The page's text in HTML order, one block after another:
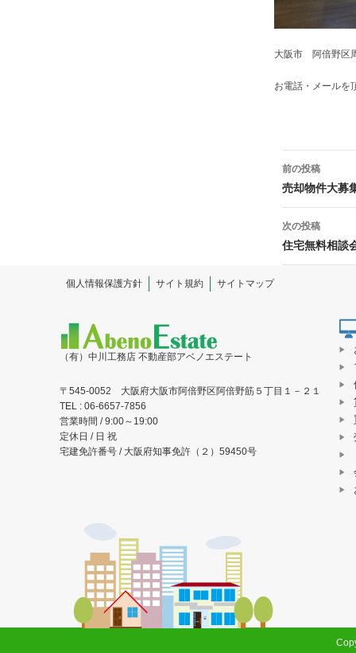
大阪市 阿倍野区
お電話・メールを
投
稿
ナ
ビ
ン
前の投稿
売却物件大募
次の投稿
住宅無料相談
個人情報保護方針 サイト規約 サイトマップ
（有）中川工務店 不動産部アベノエステート
〒545-0052 大阪府大阪市阿倍野区阿倍野筋５丁目１－２１
TEL : 06-6657-7856
営業時間 / 9:00～19:00
定休日 / 日 祝
宅建免許番号 / 大阪府知事免許（２）59450号